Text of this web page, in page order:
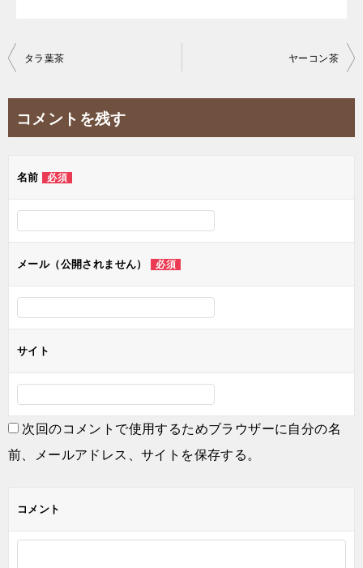
投
ビ
ー
シ
ン
タラ葉茶 ヤーコン茶
コメントを残す
名前 必須
メール（公開されません） 必須
サイト
次回のコメントで使用するためブラウザーに自分の名
前、メールアドレス、サイトを保存する。
コメント